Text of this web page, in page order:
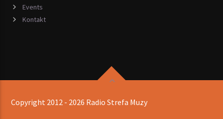
Events
Kontakt
Copyright 2012 - 2026 Radio Strefa Muzy